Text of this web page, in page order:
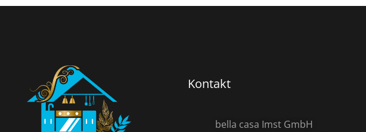
Kontakt
bella casa Imst GmbH